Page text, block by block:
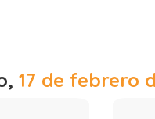
17 de febrero